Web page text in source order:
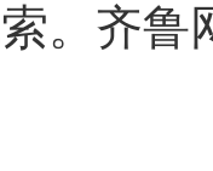
。齐鲁